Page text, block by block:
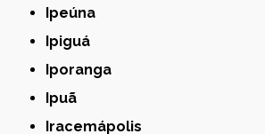
Ipeúna
Ipiguá
Iporanga
Ipuã
Iracemápolis